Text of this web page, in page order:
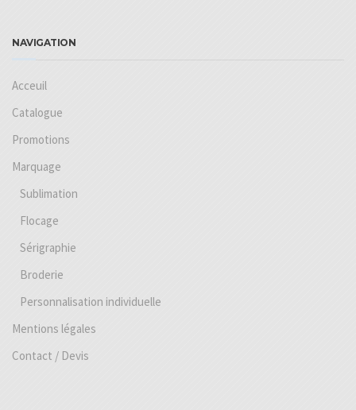
NAVIGATION
Acceuil
Catalogue
Promotions
Marquage
Sublimation
Flocage
Sérigraphie
Broderie
Personnalisation individuelle
Mentions légales
Contact / Devis